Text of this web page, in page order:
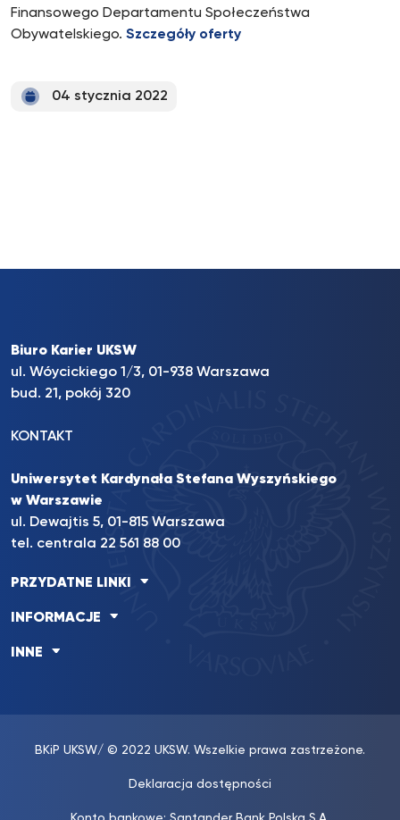
Finansowego Departamentu Społeczeństwa
Obywatelskiego. Szczegóły oferty
04 stycznia 2022
Biuro Karier UKSW
ul. Wóycickiego 1/3, 01-938 Warszawa
bud. 21, pokój 320
KONTAKT
Uniwersytet Kardynała Stefana Wyszyńskiego
w Warszawie
ul. Dewajtis 5, 01-815 Warszawa
tel. centrala 22 561 88 00
PRZYDATNE LINKI
INFORMACJE
INNE
BKiP UKSW/ © 2022 UKSW. Wszelkie prawa zastrzeżone.
Deklaracja dostępności